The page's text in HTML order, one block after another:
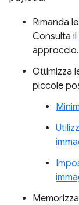
Rimanda
Consulta il
approccio.
Ottimizza
piccole